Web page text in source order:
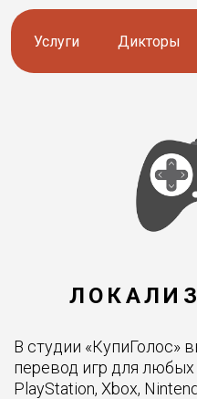
Услуги
Работа с аудио
Работа с
Другие услуги
8 800
Дикторы
Иностранные
Русские
Актеры
ИИ голоса
8 800
В студии «КупиГолос»
перевод игр для
PlayStation, Xbox,